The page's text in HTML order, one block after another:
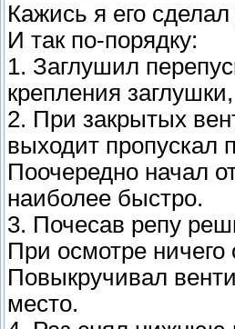
Кажись я его
И так по-порядку:
1. Заглушил
крепления
2. При закрытых
выходит пропускал
Поочередно начал
наиболее быстро.
3. Почесав репу
При осмотре
Повыкручивал
место.